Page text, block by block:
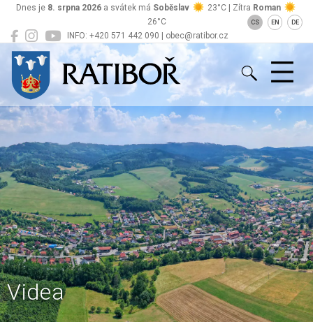
INFO: +420 571 442 090 | obec@ratibor.cz
Dnes je 8. srpna 2026 a svátek má Soběslav 23°C | Zítra Roman
26°C
CS EN DE
Ratiboř
Videa